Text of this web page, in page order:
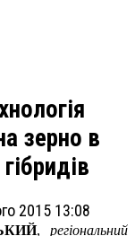
зерно в
2015 13:08
, регіональний